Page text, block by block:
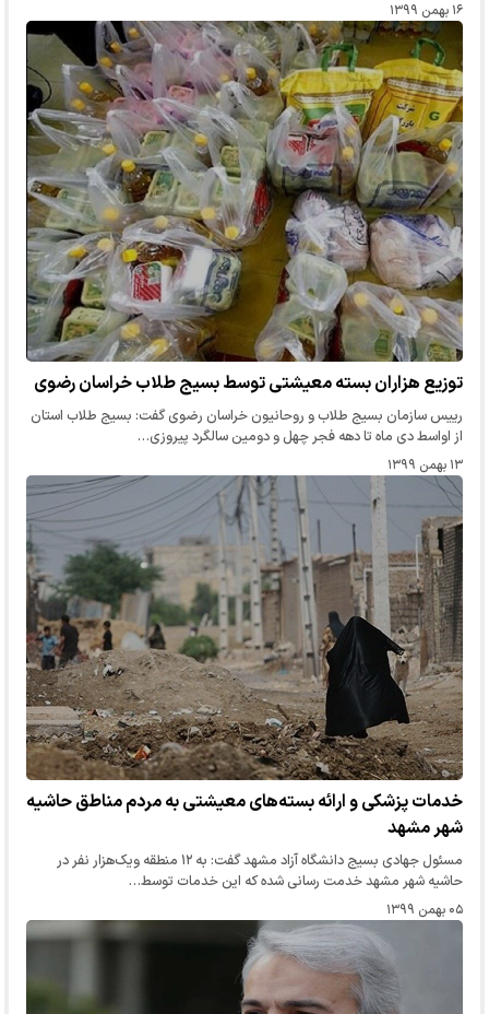
۱۶ بهمن ۱۳۹۹
توزیع هزاران بسته معیشتی توسط بسیج طلاب خراسان رضوی
رییس سازمان بسیج طلاب و روحانیون خراسان رضوی گفت: بسیج طلاب استان
از اواسط دی ماه تا دهه فجر چهل و دومین سالگرد پیروزی…
۱۳ بهمن ۱۳۹۹
خدمات پزشکی و ارائه بسته‌های معیشتی به مردم مناطق حاشیه‌
شهر مشهد
مسئول جهادی بسیج دانشگاه آزاد مشهد گفت: به ۱۲ منطقه ویک‌هزار نفر در
حاشیه شهر مشهد خدمت رسانی شده که این خدمات توسط…
۰۵ بهمن ۱۳۹۹